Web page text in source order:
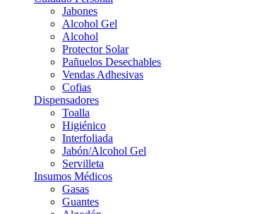
Jabones
Alcohol Gel
Alcohol
Protector Solar
Pañuelos Desechables
Vendas Adhesivas
Cofias
Dispensadores
Toalla
Higiénico
Interfoliada
Jabón/Alcohol Gel
Servilleta
Insumos Médicos
Gasas
Guantes